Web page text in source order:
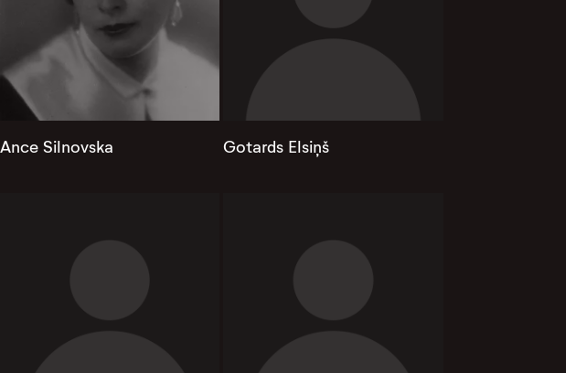
Ance Silnovska Gotards Elsiņš